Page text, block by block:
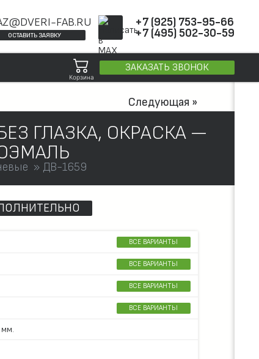
FAB.RU
ОСТАВИТЬ ЗАЯВКУ
+7 (925) 753-95-66
+7 (495) 502-30-59
Корзина
ЗАКАЗАТЬ ЗВОНОК
Следующая »
ГЛАЗКА, ОКРАСКА —
ДВ-1659
ВСЕ ВАРИАНТЫ
ВСЕ ВАРИАНТЫ
ВСЕ ВАРИАНТЫ
ВСЕ ВАРИАНТЫ
мм.